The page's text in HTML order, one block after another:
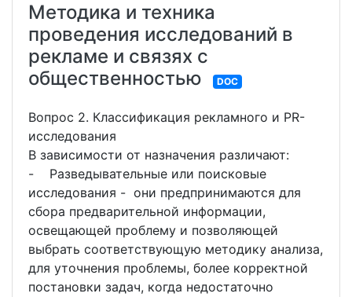
Методика и техника
проведения исследований в
рекламе и связях с
общественностью
DOC
Вопрос 2. Классификация рекламного и PR-
исследования
В зависимости от назначения различают:
- Разведывательные или поисковые
исследования - они предпринимаются для
сбора предварительной информации,
освещающей проблему и позволяющей
выбрать соответствующую методику анализа,
для уточнения проблемы, более корректной
постановки задач, когда недостаточно